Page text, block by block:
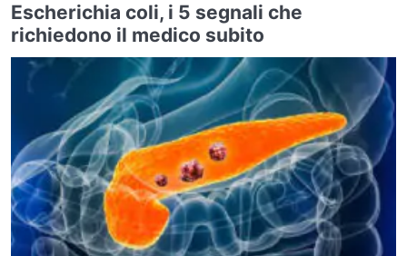
Escherichia coli, i 5 segnali che
richiedono il medico subito